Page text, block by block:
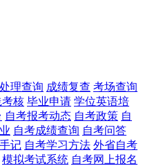
理查询 成绩复查 考场查询
考核 毕业申请 学位英语培
自考报考动态 自考政策 自
自考成绩查询 自考问答
记 自考学习方法 外省自考
模拟考试系统 自考网上报名